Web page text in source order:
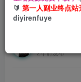
（7442期）iso
收费1980的项目
第一人副业
2年前发布
🔰 第一人副业终点站
diyirenfuye